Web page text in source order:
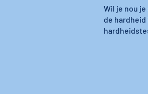
Wil je nou
de